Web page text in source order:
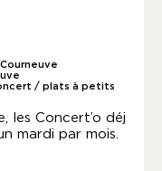
/ plats à petits
les Concert’o déj
mardi par mois.